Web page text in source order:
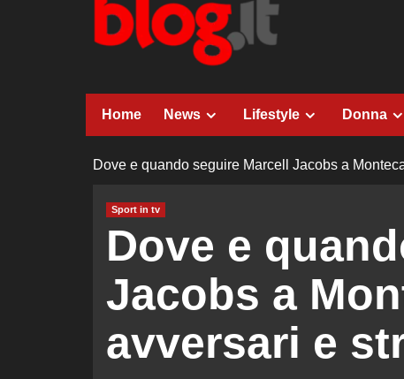
Home News Lifestyle Donna
Dove e quando seguire Marcell Jacobs a
Sport in tv
Dove e
Jacobs a
avversari e